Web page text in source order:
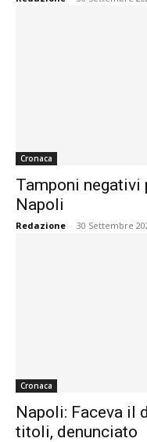
Cronaca
Tamponi
Napoli
Redazione - 30 Settembre
Cronaca
Napoli: Faceva il
titoli, denunciato